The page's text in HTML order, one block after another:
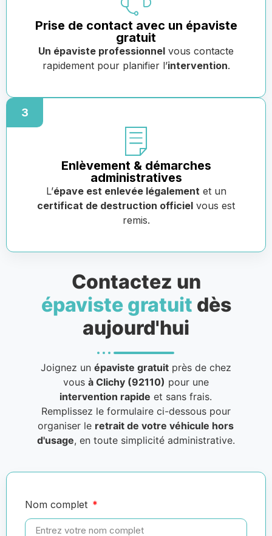
Prise de contact avec un épaviste
gratuit
Un épaviste professionnel vous contacte
rapidement pour planifier l’intervention.
3
Enlèvement & démarches
administratives
L’épave est enlevée légalement et un
certificat de destruction officiel vous est
remis.
Contactez un
épaviste gratuit dès
aujourd'hui
Joignez un épaviste gratuitprès de chez
vous à Clichy (92110) pour une
intervention rapide et sans frais.
Remplissez le formulaire ci-dessous pour
organiser le retrait de votre véhicule hors
d'usage, en toute simplicité administrative.
Nom complet